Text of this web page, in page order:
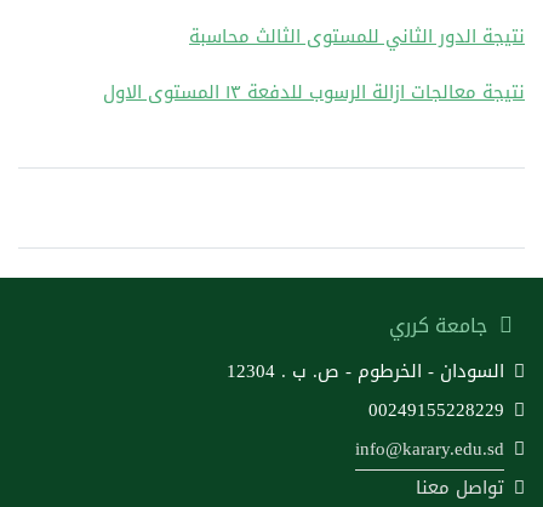
نتيجة الدور الثاني للمستوى الثالث محاسبة
نتيجة معالجات ازالة الرسوب للدفعة ١٣ المستوى الاول
جامعة كرري
السودان - الخرطوم - ص. ب . 12304
00249155228229
info@karary.edu.sd
تواصل معنا